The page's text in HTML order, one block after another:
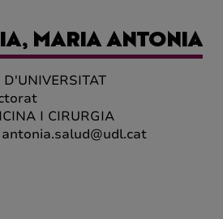
MARIA ANTONIA
I CIRURGIA
antonia.salud@udl.cat